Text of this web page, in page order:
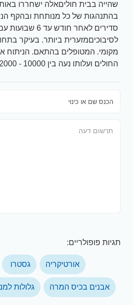
שהייה בבית חוליםאלה ישחררו
בהתנהגות של כל מנותחת ובהקף
סדירים לאחר חודש
לסיבוכיםמזערית ביותר. בעיקר
מקומי. המטופלים בהתאם. הניתוח
החולים ועלותו נעה בין 10000 - 12000 ש"ח
תגיות פופולריים:
אורטיקריה גסטרו
אבנים בכיס המרה גלולות